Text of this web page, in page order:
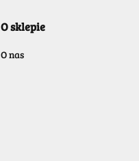
O sklepie
O nas